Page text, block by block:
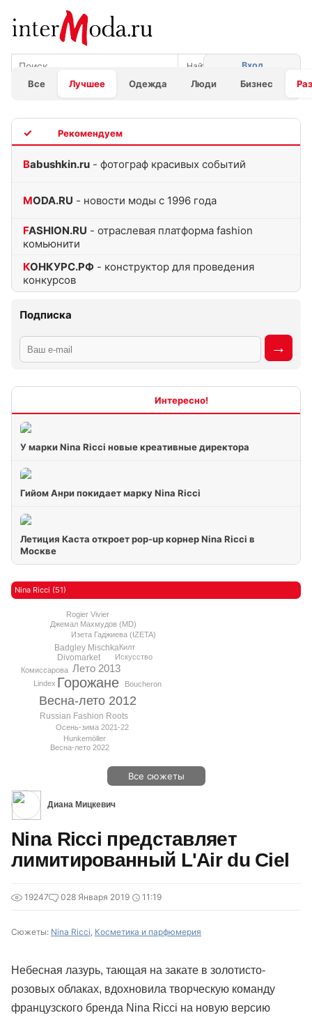
Все Лучшее Одежда Люди Бизнес
Вход
Babushkin.ru - фотограф красивых событий
MODA.RU - новости моды с 1996 года
FASHION.RU - отраслевая платформа fashion
комьюнити
КОНКУРС.РФ - конструктор для проведения
конкурсов
Подписка
У марки Nina Ricci новые креативные директора
Гийом Анри покидает марку Nina Ricci
Летиция Каста откроет pop-up корнер Nina Ricci в
Москве
Nina Ricci (51)
Горожане
Весна-лето 2012
Лето 2013
Divomarket
Russian Fashion Roots
Badgley Mischka
Осень-зима 2021-22
Hunkemöller
Изета Гаджиева (IZETA)
Джемал Махмудов (MD)
Lindex
Весна-лето 2022
Килт
Boucheron
Rogier Vivier
Комиссарова
Искусство
Все сюжеты
Диана Мицкевич
Nina Ricci представляет
лимитированный L'Air du Ciel
19247 028 Января 2019 11:19
Сюжеты: Nina Ricci, Косметика и парфюмерия
Небесная лазурь, тающая на закате в золотисто-
розовых облаках, вдохновила творческую команду
французского бренда Nina Ricci на новую версию